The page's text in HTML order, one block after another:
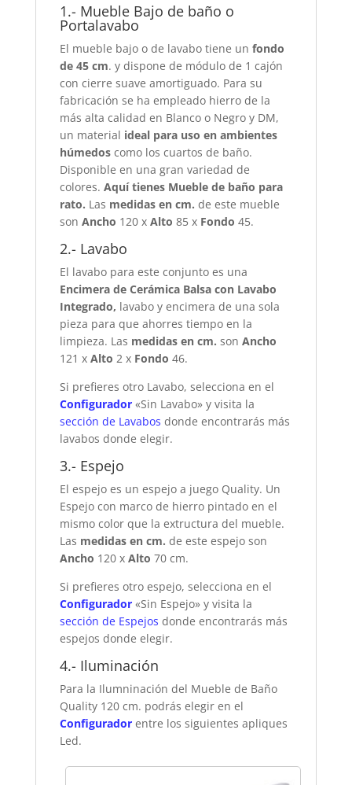
1.- Mueble Bajo de baño o
Portalavabo
El mueble bajo o de lavabo tiene un fondo
de 45 cm. y dispone de módulo de 1 cajón
con cierre suave amortiguado. Para su
fabricación se ha empleado hierro de la
más alta calidad en Blanco o Negro y DM,
un material ideal para uso en ambientes
húmedoscomo los cuartos de baño.
Disponible en una gran variedad de
colores. Aquí tienes Mueble de baño para
rato. Las medidas en cm. de este mueble
son Ancho 120 x Alto 85 x Fondo 45.
2.- Lavabo
El lavabo para este conjunto es una
Encimera de Cerámica Balsa con Lavabo
Integrado, lavabo y encimera de una sola
pieza para que ahorres tiempo en la
limpieza. Las medidas en cm. son Ancho
121 x Alto 2 x Fondo 46.
Si prefieres otro Lavabo, selecciona en el
Configurador«Sin Lavabo» y visita la
sección de Lavabos donde encontrarás más
lavabos donde elegir.
3.- Espejo
El espejo es un espejo a juego Quality. Un
Espejo con marco de hierro pintado en el
mismo color que la extructura del mueble.
Las medidas en cm. de este espejo son
Ancho 120 x Alto 70 cm.
Si prefieres otro espejo, selecciona en el
Configurador«Sin Espejo» y visita la
sección de Espejos donde encontrarás más
espejos donde elegir.
4.- Iluminación
Para la Ilumninación del Mueble de Baño
Quality 120 cm. podrás elegir en el
Configuradorentre los siguientes apliques
Led.